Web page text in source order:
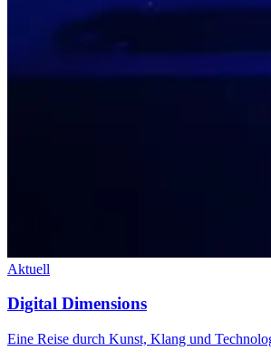
Aktuell
Digital Dimensions
Eine Reise durch Kunst, Klang und